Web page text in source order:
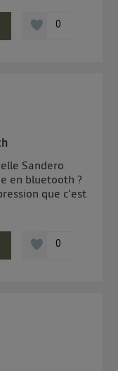
0
Sandero
en bluetooth ?
que c'est
0
internet.
la même
consentis.
consentement
") ou via la page
Pour plus
la Politique